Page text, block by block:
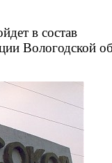
в состав
Вологодской